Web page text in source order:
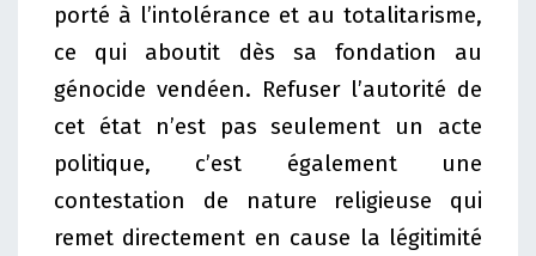
porté à l’intolérance et au totalitarisme,
ce qui aboutit dès sa fondation au
génocide vendéen. Refuser l’autorité de
cet état n’est pas seulement un acte
politique, c’est également une
contestation de nature religieuse qui
remet directement en cause la légitimité